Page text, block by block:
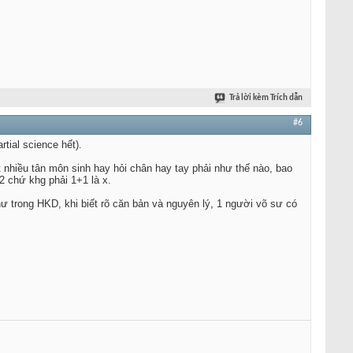
Trả lời kèm Trích dẫn
#6
science hết).
tân môn sinh hay hỏi chân hay tay phải như thế nào, bao
chứ khg phải 1+1 là x.
trong HKD, khi biết rõ căn bản và nguyên lý, 1 người võ sư có